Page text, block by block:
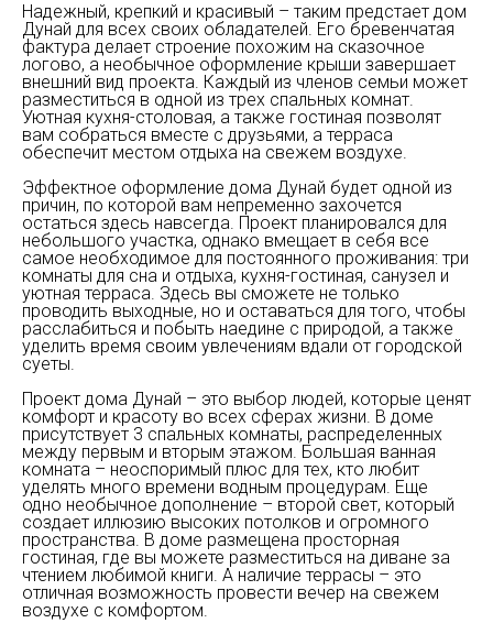
Надежный, крепкий и красивый – таким предстает дом
Дунай для всех своих обладателей. Его бревенчатая
фактура делает строение похожим на сказочное
логово, а необычное оформление крыши завершает
внешний вид проекта. Каждый из членов семьи может
разместиться в одной из трех спальных комнат.
Уютная кухня-столовая, а также гостиная позволят
вам собраться вместе с друзьями, а терраса
обеспечит местом отдыха на свежем воздухе.
Эффектное оформление дома Дунай будет одной из
причин, по которой вам непременно захочется
остаться здесь навсегда. Проект планировался для
небольшого участка, однако вмещает в себя все
самое необходимое для постоянного проживания: три
комнаты для сна и отдыха, кухня-гостиная, санузел и
уютная терраса. Здесь вы сможете не только
проводить выходные, но и оставаться для того, чтобы
расслабиться и побыть наедине с природой, а также
уделить время своим увлечениям вдали от городской
суеты.
Проект дома Дунай – это выбор людей, которые ценят
комфорт и красоту во всех сферах жизни. В доме
присутствует 3 спальных комнаты, распределенных
между первым и вторым этажом. Большая ванная
комната – неоспоримый плюс для тех, кто любит
уделять много времени водным процедурам. Еще
одно необычное дополнение – второй свет, который
создает иллюзию высоких потолков и огромного
пространства. В доме размещена просторная
гостиная, где вы можете разместиться на диване за
чтением любимой книги. А наличие террасы – это
отличная возможность провести вечер на свежем
воздухе с комфортом.